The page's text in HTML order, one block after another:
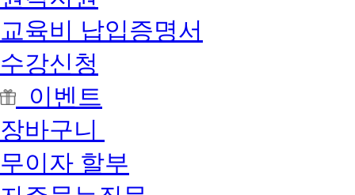
교육비 납입증명서
수강신청
이벤트
장바구니
무이자 할부